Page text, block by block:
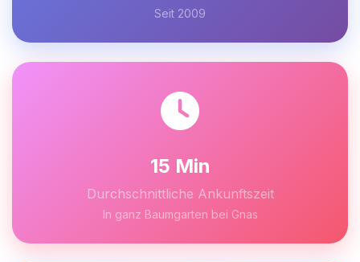
Seit 2009
15 Min
Durchschnittliche Ankunftszeit
In ganz Baumgarten bei Gnas